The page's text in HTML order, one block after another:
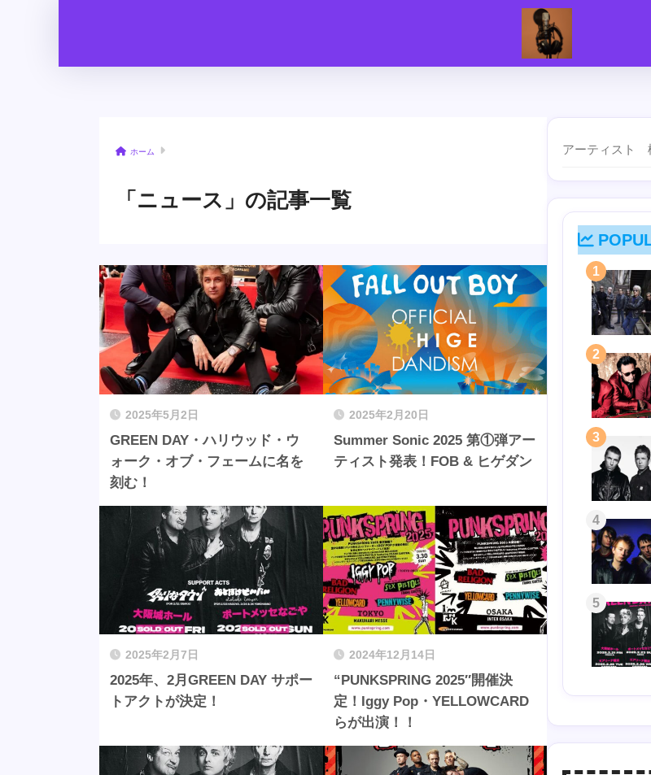
ホーム
「ニュース」の記事一覧
2025年5月2日
GREEN DAY・ハリウッド・ウ
ォーク・オブ・フェームに名を
刻む！
2025年2月20日
Summer Sonic 2025 第①弾アー
ティスト発表！FOB & ヒゲダン
2025年2月7日
2025年、2月GREEN DAY サポー
トアクトが決定！
2024年12月14日
“PUNKSPRING 2025″開催決
定！Iggy Pop・YELLOWCARD
らが出演！！
1
2
3
4
5